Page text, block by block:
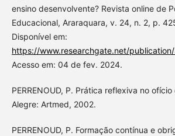
ensino desenvolvente? Revista online de
Educacional, Araraquara, v. 24, n. 2, p.
Disponível em:
https://www.researchgate.net/publication/
Acesso em: 04 de fev. 2024.
PERRENOUD, P. Prática reflexiva no
Alegre: Artmed, 2002.
PERRENOUD, P. Formação contínua e